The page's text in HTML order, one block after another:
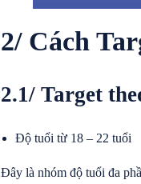
2/ Cách
2.1/ Target
Độ tuổi từ 18 – 22 tuổi
Đây là nhóm độ tuổi đa